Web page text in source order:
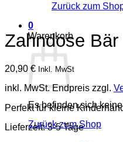
Zurück zum
0
Warenkorb
Es befinden sich
Zurück zum Shop
Zahndose Bär
20,90€ Inkl. MwSt
inkl. MwSt. Endpreis zzgl.
Perfekt für kleine
Lieferzeit:3-5 Tage